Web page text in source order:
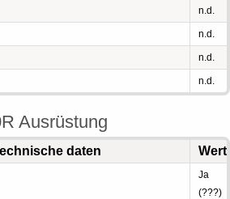
n.d.
n.d.
n.d.
n.d.
Ausrüstung
daten Wert
Ja
(???)